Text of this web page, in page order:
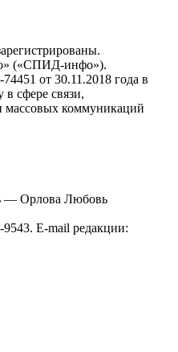
(«СПИД-инфо»).
от 30.11.2018 года в
сфере связи,
коммуникаций
— Орлова Любовь
E-mail редакции: